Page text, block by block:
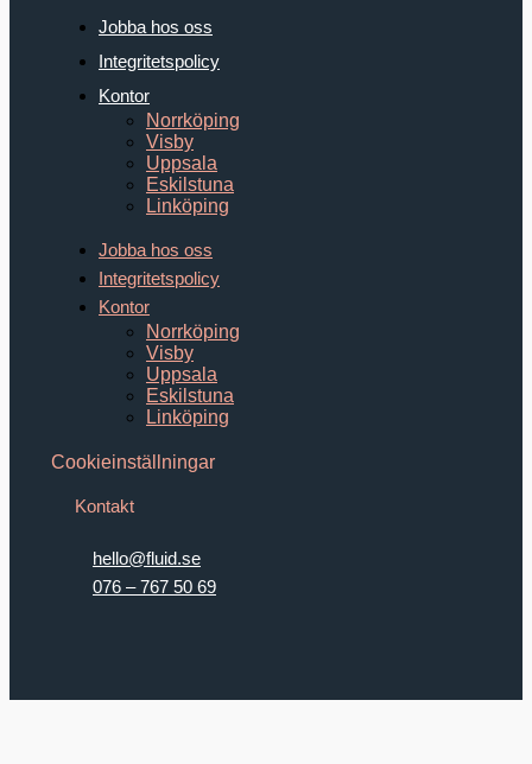
Jobba hos oss
Integritetspolicy
Kontor
Norrköping
Visby
Uppsala
Eskilstuna
Linköping
Jobba hos oss
Integritetspolicy
Kontor
Norrköping
Visby
Uppsala
Eskilstuna
Linköping
Cookieinställningar
Kontakt
hello@fluid.se
076 – 767 50 69